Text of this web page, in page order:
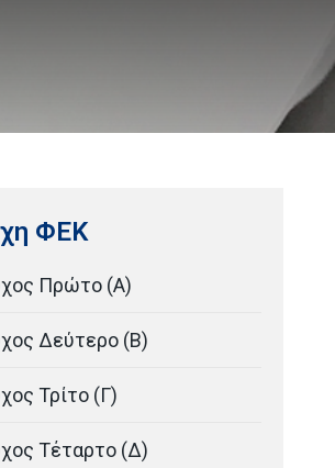
ΦΕΚ
Πρώτο (Α)
Δεύτερο (Β)
Τρίτο (Γ)
Τέταρτο (Δ)